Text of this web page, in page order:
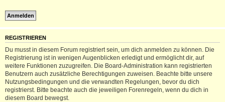
REGISTRIEREN
Du musst in diesem Forum registriert sein, um dich anmelden zu können. Die
Registrierung ist in wenigen Augenblicken erledigt und ermöglicht dir, auf
weitere Funktionen zuzugreifen. Die Board-Administration kann registrierten
Benutzern auch zusätzliche Berechtigungen zuweisen. Beachte bitte unsere
Nutzungsbedingungen und die verwandten Regelungen, bevor du dich
registrierst. Bitte beachte auch die jeweiligen Forenregeln, wenn du dich in
diesem Board bewegst.